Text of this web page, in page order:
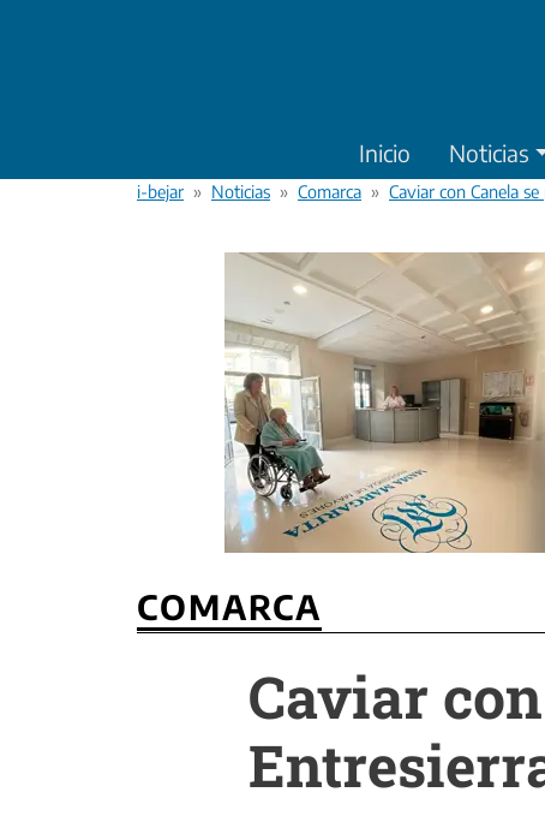
Inicio Noticias
i-bejar Noticias Comarca Caviar con Canela
COMARCA
Caviar